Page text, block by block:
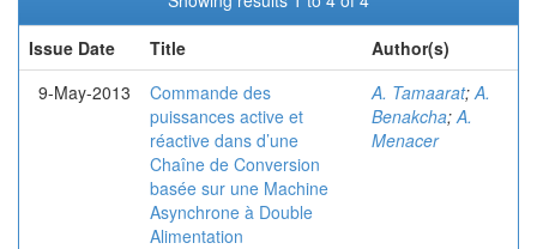
Issue Date
Title
Author(s)
9-May-2013
Commande des
puissances active et
réactive dans d’une
Chaîne de Conversion
basée sur une Machine
Asynchrone à Double
Alimentation
A. Tamaarat;A.
Benakcha;A.
Menacer